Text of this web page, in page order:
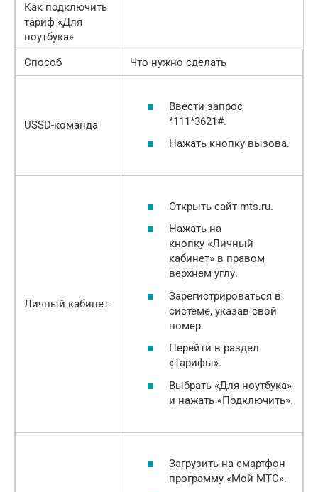
Как подключить
тариф «Для
ноутбука»
Способ
Что нужно сделать
USSD-команда
Ввести запрос
*111*3621#.
Нажать кнопку вызова.
Личный кабинет
Открыть сайт mts.ru.
Нажать на
кнопку «Личный
кабинет» в правом
верхнем углу.
Зарегистрироваться в
системе, указав свой
номер.
Перейти в раздел
«Тарифы».
Выбрать «Для ноутбука»
и нажать «Подключить».
Загрузить на смартфон
программу «Мой МТС».